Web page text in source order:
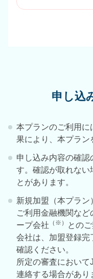
申し込
本プランのご利用に
果により、本プラン
申し込み内容の確認
す。確認が取れない
とがあります。
新規加盟（本プラ
ご利用金融機関な
ープ会社 （※）
との
会社は、加盟登録
確認ください。
所定の審査におい
連絡する場合があり